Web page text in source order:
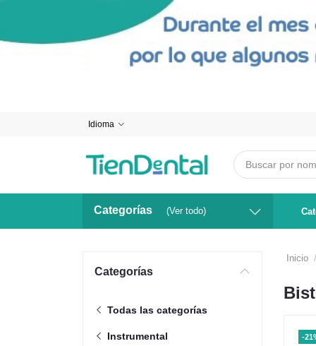
Idioma
Categorías (Ver todo)
Categorías
Todas las categorías
Instrumental
Inicio
-